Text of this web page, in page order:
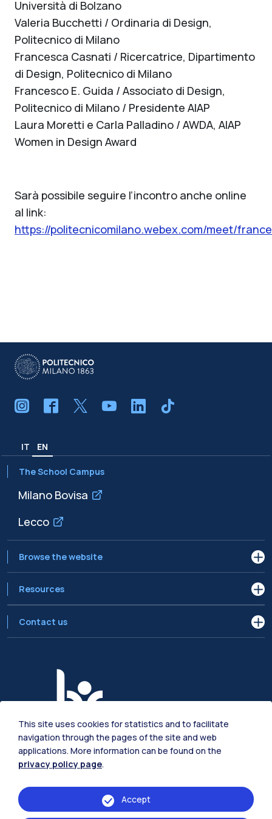
Università di Bolzano
Valeria Bucchetti / Ordinaria di Design,
Politecnico di Milano
Francesca Casnati / Ricercatrice, Dipartimento
di Design, Politecnico di Milano
Francesco E. Guida / Associato di Design,
Politecnico di Milano / Presidente AIAP
Laura Moretti e Carla Palladino / AWDA, AIAP
Women in Design Award
Sarà possibile seguire l’incontro anche online
al link:
https://politecnicomilano.webex.com/meet/
IT EN
The School Campus
Milano Bovisa
Lecco
Browse the website
Resources
Contact us
Scuola del Design - Via Candiani 72 - 20158 - Milano - ITALIA
This site uses cookies for statistics and to facilitate
navigation through the pages of the site and web
applications. More information can be found on the
privacy policy page.
Accept